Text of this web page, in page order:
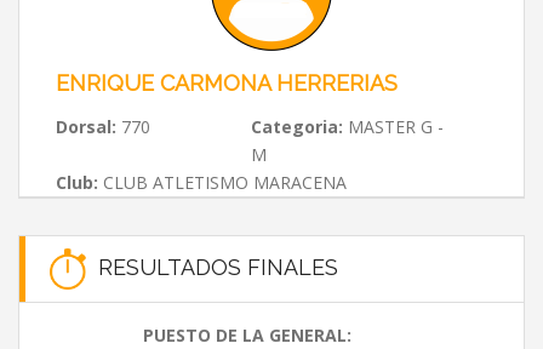
ENRIQUE CARMONA HERRERIAS
Dorsal: 770 Categoria: MASTER G -
M
Club: CLUB ATLETISMO MARACENA
RESULTADOS FINALES
PUESTO DE LA GENERAL: